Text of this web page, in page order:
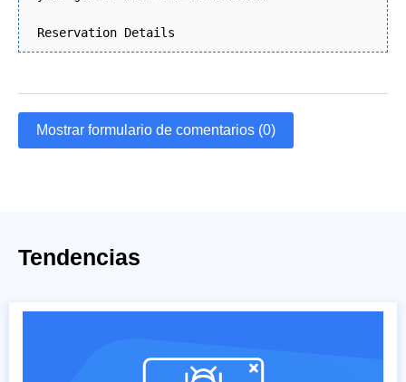
Reservation Details
Mostrar formulario de comentarios (0)
Tendencias